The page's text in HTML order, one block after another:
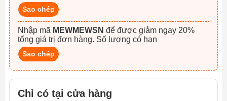
Sao chép
Nhập mã MEWMEWSN
tổng giá trị đơn hàng. Số lượng có hạn
Sao chép
Chỉ có tại cửa hàng